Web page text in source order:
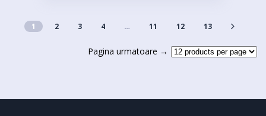
1 2 3 4 … 11 12 13
Pagina urmatoare →